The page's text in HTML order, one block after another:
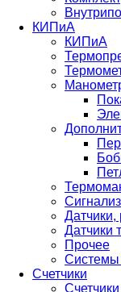
КИПиА
КИПиА
Датчики,
Датчики
Прочее
Системы
Счетчики
Счетчики